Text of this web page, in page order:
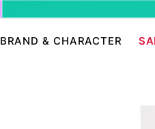
BRAND & CHARACTER